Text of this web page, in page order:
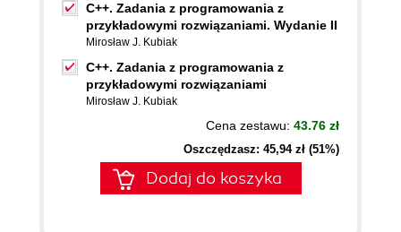
C++. Zadania z programowania z
przykładowymi rozwiązaniami. Wydanie II
Mirosław J. Kubiak
C++. Zadania z programowania z
przykładowymi rozwiązaniami
Mirosław J. Kubiak
Cena zestawu: 43.76 zł
Oszczędzasz: 45,94 zł (51%)
Dodaj do koszyka